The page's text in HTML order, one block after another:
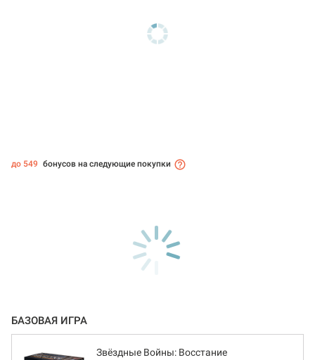
до 549 бонусов на следующие покупки
БАЗОВАЯ ИГРА
Звёздные Войны: Восстание